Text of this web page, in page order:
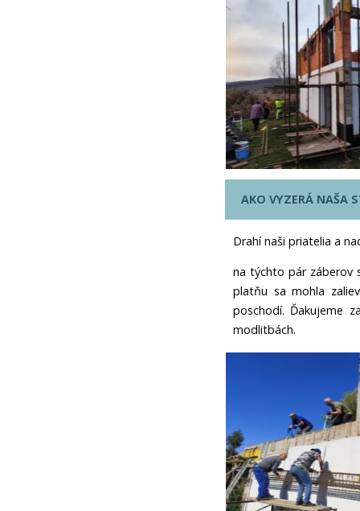
AKO VYZERÁ NAŠA
Drahí naši priatelia a
na týchto pár záberov
platňu sa mohla
poschodí. Ďakujeme
modlitbách.